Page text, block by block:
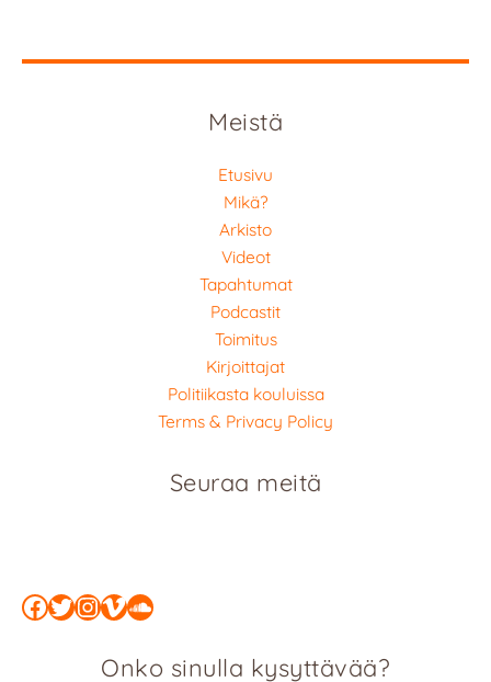
Meistä
Etusivu
Mikä?
Arkisto
Videot
Tapahtumat
Podcastit
Toimitus
Kirjoittajat
Politiikasta kouluissa
Terms & Privacy Policy
Seuraa meitä
Facebook
Twitter
Instagram
Vimeo
SoundCloud
Onko sinulla kysyttävää?